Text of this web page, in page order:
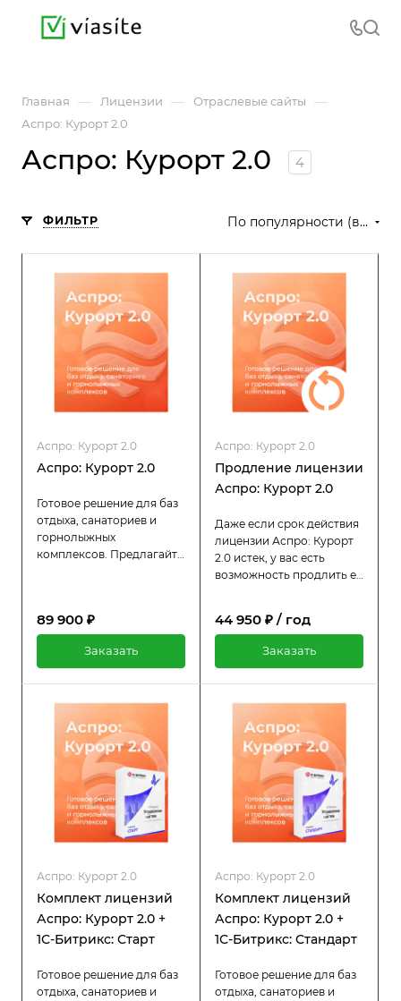
Главная — Лицензии — Отраслевые сайты —
Аспро: Курорт 2.0
Аспро: Курорт 2.0 4
ФИЛЬТР По популярности (возрастание)
Аспро: Курорт 2.0
Аспро: Курорт 2.0
Готовое решение для баз
отдыха, санаториев и
горнолыжных
комплексов. Предлагайте
и увлекательные туры.
89 900 ₽
Заказать
Аспро: Курорт 2.0
Продление лицензии
Аспро: Курорт 2.0
Даже если срок действия
лицензии Аспро: Курорт
2.0 истек, у вас есть
возможность продлить её
цены. Пока лицензия
технической поддержкой.
44 950 ₽ / год
Заказать
Аспро: Курорт 2.0
Комплект лицензий
Аспро: Курорт 2.0 +
1С-Битрикс: Старт
Готовое решение для баз
отдыха, санаториев и
Аспро: Курорт 2.0
Комплект лицензий
Аспро: Курорт 2.0 +
1С-Битрикс: Стандарт
Готовое решение для баз
отдыха, санаториев и